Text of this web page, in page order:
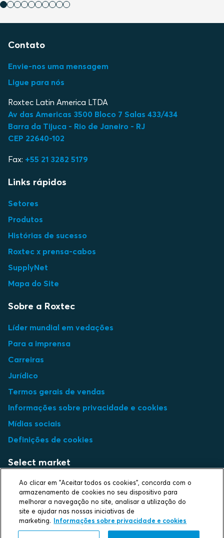
Contato
Envie-nos uma mensagem
Ligue para nós
Roxtec Latin America LTDA
Av das Americas 3500 Bloco 7 Salas 433/434
Barra da Tijuca - Rio de Janeiro - RJ
CEP 22640-102
Fax: +55 21 3282 5179
Links rápidos
Setores
Produtos
Histórias de sucesso
Roxtec x prensa-cabos
SupplyNet
Mapa do Site
Sobre a Roxtec
Líder mundial em vedações
Para a imprensa
Carreiras
Jurídico
Termos gerais de vendas
Informações sobre privacidade e cookies
Mídias sociais
Definições de cookies
Select market
Choose local site
Ao clicar em "Aceitar todos os cookies", concorda com o
armazenamento de cookies no seu dispositivo para
melhorar a navegação no site, analisar a utilização do
site e ajudar nas nossas iniciativas de
marketing. Informações sobre privacidade e cookies